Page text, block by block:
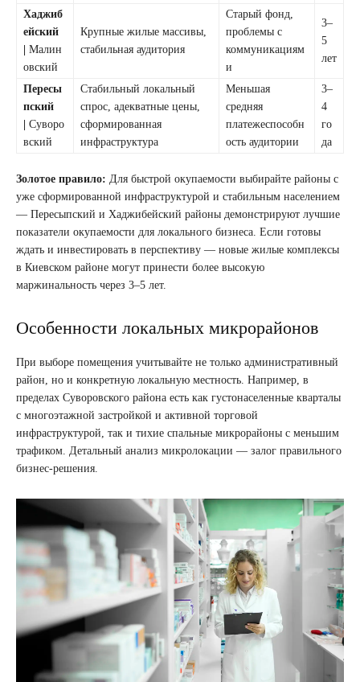
Хаджиб
ейский
Малин
овский
Крупные жилые массивы,
стабильная аудитория
Старый фонд,
проблемы с
коммуникациям
и
3–
5
лет
Пересы
пский
Суворо
вский
Стабильный локальный
спрос, адекватные цены,
сформированная
инфраструктура
Меньшая
средняя
платежеспособн
ость аудитории
3–
4
го
да
Золотое правило: Для быстрой окупаемости выбирайте районы с
уже сформированной инфраструктурой и стабильным населением
— Пересыпский и Хаджибейский районы демонстрируют лучшие
показатели окупаемости для локального бизнеса. Если готовы
ждать и инвестировать в перспективу — новые жилые комплексы
в Киевском районе могут принести более высокую
маржинальность через 3–5 лет.
Особенности локальных микрорайонов
При выборе помещения учитывайте не только административный
район, но и конкретную локальную местность. Например, в
пределах Суворовского района есть как густонаселенные кварталы
с многоэтажной застройкой и активной торговой
инфраструктурой, так и тихие спальные микрорайоны с меньшим
трафиком. Детальный анализ микролокации — залог правильного
бизнес-решения.